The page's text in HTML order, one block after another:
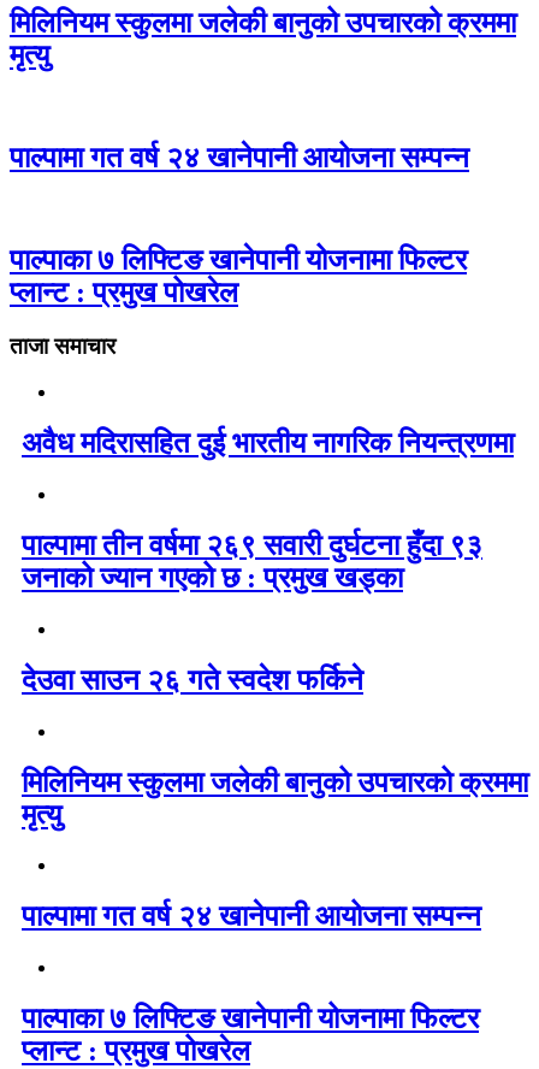
मिलिनियम स्कुलमा जलेकी बानुको उपचारको क्रममा
मृत्यु
पाल्पामा गत वर्ष २४ खानेपानी आयोजना सम्पन्न
पाल्पाका ७ लिफ्टिङ खानेपानी योजनामा फिल्टर
प्लान्ट : प्रमुख पोखरेल
ताजा समाचार
अवैध मदिरासहित दुई भारतीय नागरिक नियन्त्रणमा
पाल्पामा तीन वर्षमा २६९ सवारी दुर्घटना हुँदा ९३
जनाको ज्यान गएको छ : प्रमुख खड्का
देउवा साउन २६ गते स्वदेश फर्किने
मिलिनियम स्कुलमा जलेकी बानुको उपचारको क्रममा
मृत्यु
पाल्पामा गत वर्ष २४ खानेपानी आयोजना सम्पन्न
पाल्पाका ७ लिफ्टिङ खानेपानी योजनामा फिल्टर
प्लान्ट : प्रमुख पोखरेल